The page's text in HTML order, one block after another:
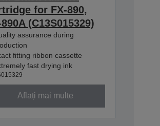
for FX-890,
(C13S015329)
assurance during
fitting ribbon cassette
fast drying ink
Aflați mai multe